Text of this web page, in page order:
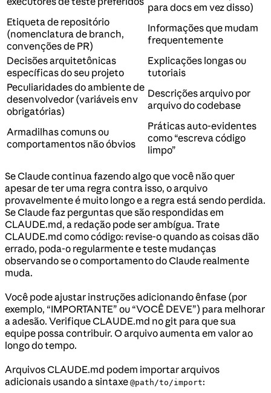
para docs em vez disso)
Etiqueta de repositório
(nomenclatura de branch,
convenções de PR)
Informações que mudam
frequentemente
Decisões arquitetônicas
específicas do seu projeto
Explicações longas ou
tutoriais
Peculiaridades do ambiente de
desenvolvedor (variáveis env
obrigatórias)
Descrições arquivo por
arquivo do codebase
Armadilhas comuns ou
comportamentos não óbvios
Práticas auto-evidentes
como “escreva código
limpo”
Se Claude continua fazendo algo que você não quer
apesar de ter uma regra contra isso, o arquivo
provavelmente é muito longo e a regra está sendo perdida.
Se Claude faz perguntas que são respondidas em
CLAUDE.md, a redação pode ser ambígua. Trate
CLAUDE.md como código: revise-o quando as coisas dão
errado, poda-o regularmente e teste mudanças
observando se o comportamento do Claude realmente
muda.
Você pode ajustar instruções adicionando ênfase (por
exemplo, “IMPORTANTE” ou “VOCÊ DEVE”) para melhorar
a adesão. Verifique CLAUDE.md no git para que sua
equipe possa contribuir. O arquivo aumenta em valor ao
longo do tempo.
Arquivos CLAUDE.md podem importar arquivos
adicionais usando a sintaxe @path/to/import: